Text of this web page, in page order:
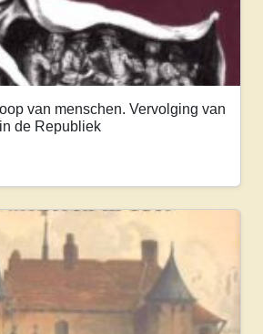
van menschen. Vervolging van
de Republiek